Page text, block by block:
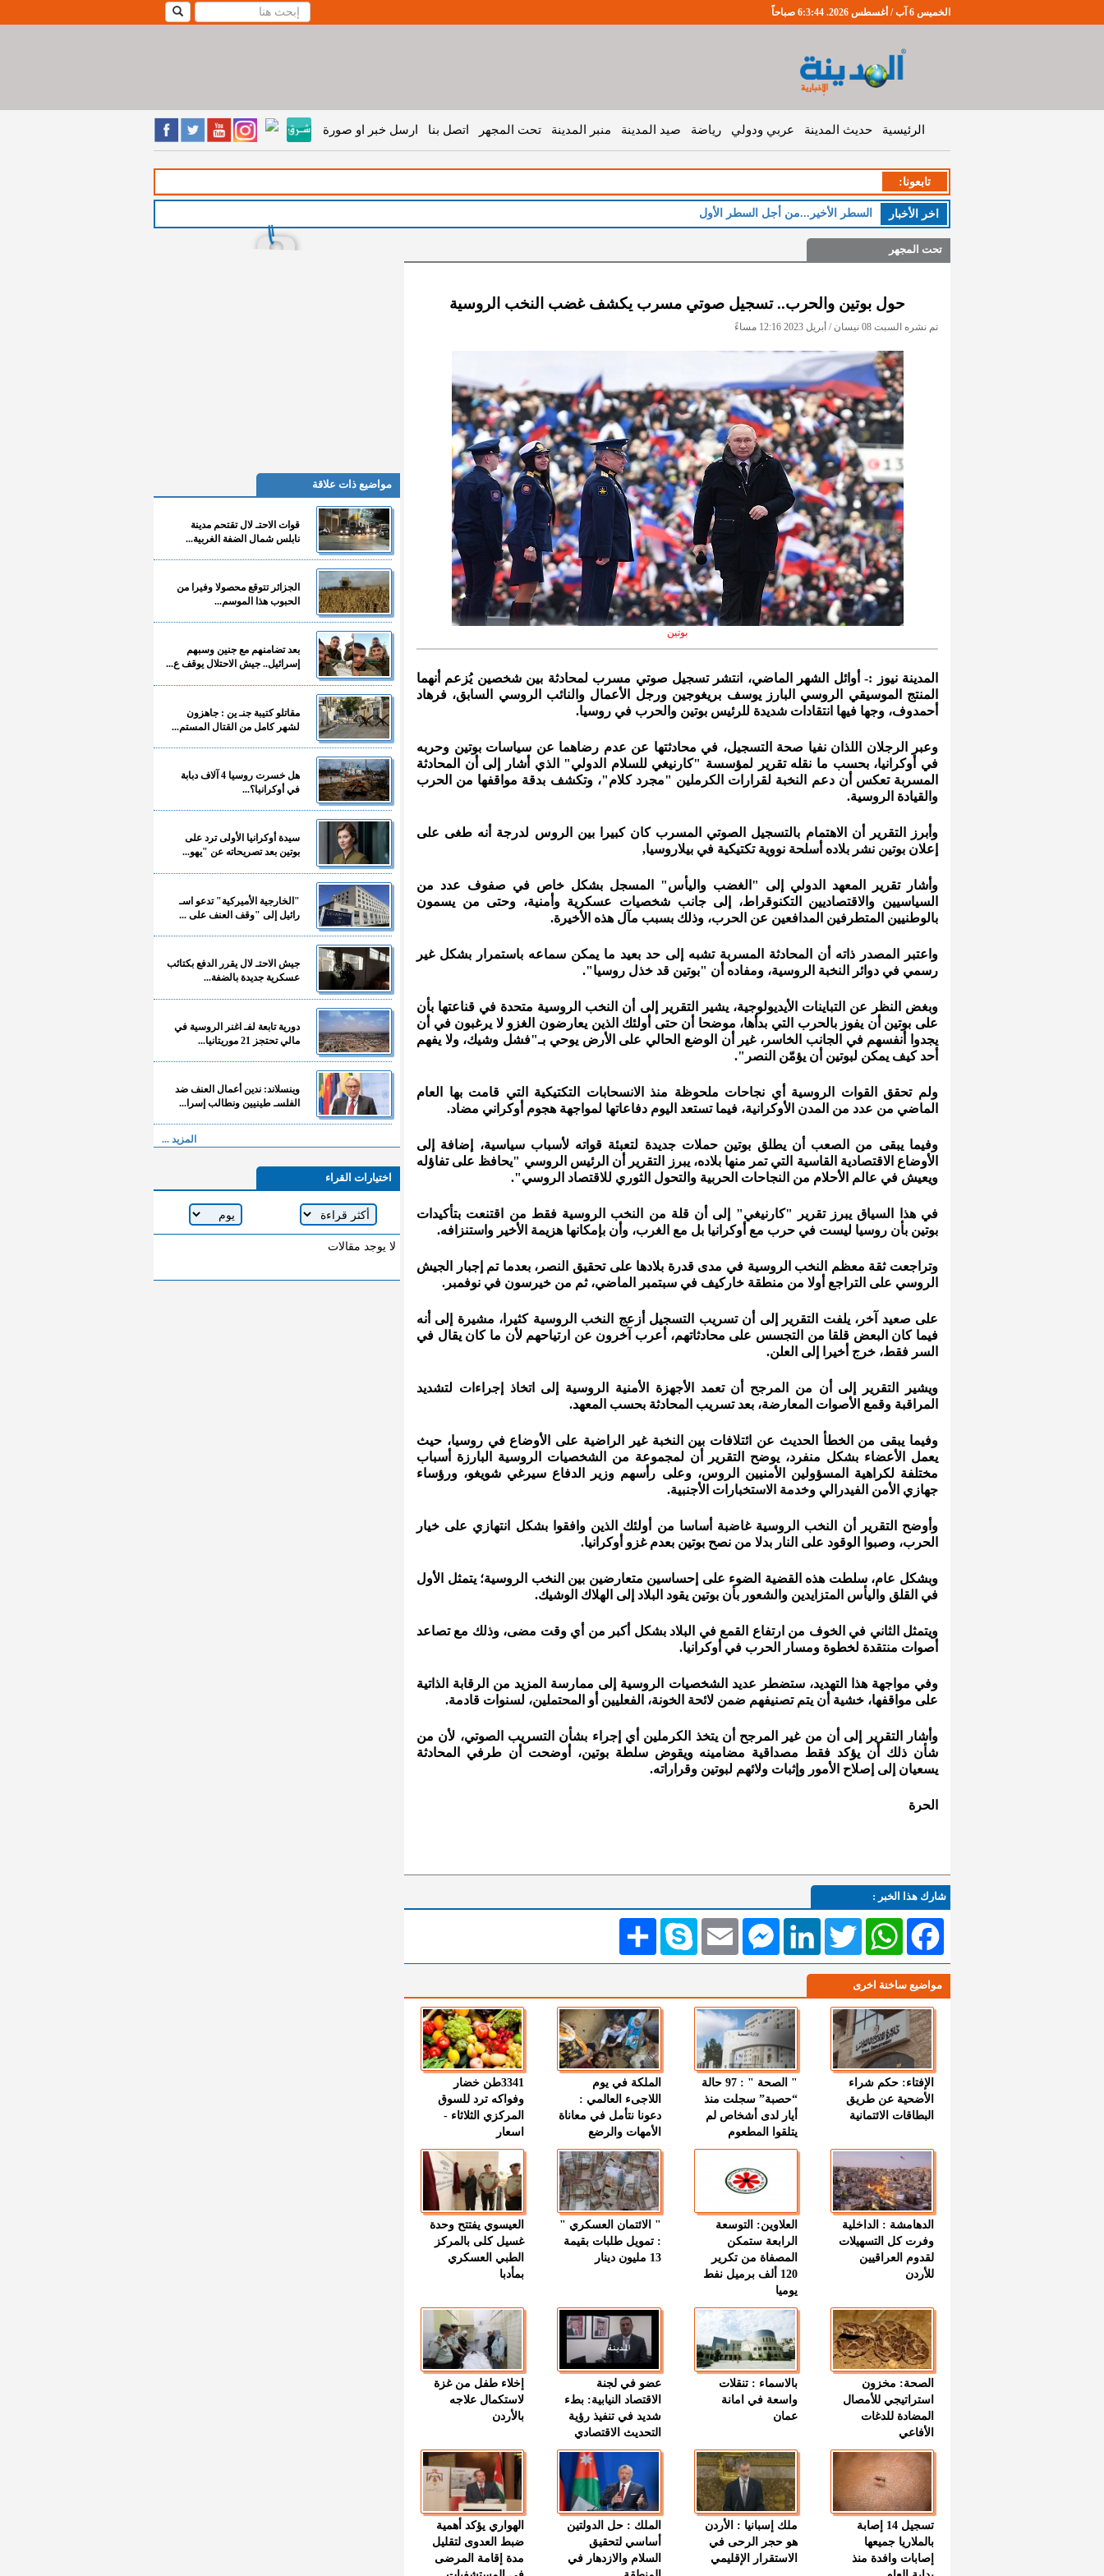
الخميس 6 آب / أغسطس 2026. 6:3:45 صباحاً
الرئيسية حديث المدينة عربي ودولي رياضة صيد المدينة منبر المدينة تحت المجهر اتصل بنا ارسل خبر او صورة
تابعونا:
اخر اﻷخبار ال
تحت المجهر
حول بوتين والحرب.. تسجيل صوتي مسرب يكشف غضب النخب الروسية
تم نشره السبت 08 نيسان / أبريل 2023 12:16 مساءً
بوتين
المدينة نيوز :- أوائل الشهر الماضي، انتشر تسجيل صوتي مسرب لمحادثة بين شخصين يُزعم أنهما
المنتج الموسيقي الروسي البارز يوسف بريغوجين ورجل الأعمال والنائب الروسي السابق، فرهاد
أحمدوف، وجها فيها انتقادات شديدة للرئيس بوتين والحرب في روسيا.
وعبر الرجلان اللذان نفيا صحة التسجيل، في محادثتها عن عدم رضاهما عن سياسات بوتين وحربه
في أوكرانيا، بحسب ما نقله تقرير لمؤسسة "كارنيغي للسلام الدولي" الذي أشار إلى أن المحادثة
المسربة تعكس أن دعم النخبة لقرارات الكرملين "مجرد كلام"، وتكشف بدقة مواقفها من الحرب
والقيادة الروسية.
وأبرز التقرير أن الاهتمام بالتسجيل الصوتي المسرب كان كبيرا بين الروس لدرجة أنه طغى على
إعلان بوتين نشر بلاده أسلحة نووية تكتيكية في بيلاروسيا,
وأشار تقرير المعهد الدولي إلى "الغضب واليأس" المسجل بشكل خاص في صفوف عدد من
السياسيين والاقتصاديين التكنوقراط، إلى جانب شخصيات عسكرية وأمنية، وحتى من يسمون
بالوطنيين المتطرفين المدافعين عن الحرب، وذلك بسبب مآل هذه الأخيرة.
واعتبر المصدر ذاته أن المحادثة المسربة تشبه إلى حد بعيد ما يمكن سماعه باستمرار بشكل غير
رسمي في دوائر النخبة الروسية، ومفاده أن "بوتين قد خذل روسيا".
وبغض النظر عن التباينات الأيديولوجية، يشير التقرير إلى أن النخب الروسية متحدة في قناعتها بأن
على بوتين أن يفوز بالحرب التي بدأها، موضحا أن حتى أولئك الذين يعارضون الغزو لا يرغبون في أن
يجدوا أنفسهم في الجانب الخاسر، غير أن الوضع الحالي على الأرض يوحي بـ"فشل وشيك، ولا يفهم
أحد كيف يمكن لبوتين أن يؤمّن النصر".
ولم تحقق القوات الروسية أي نجاحات ملحوظة منذ الانسحابات التكتيكية التي قامت بها العام
الماضي من عدد من المدن الأوكرانية، فيما تستعد اليوم دفاعاتها لمواجهة هجوم أوكراني مضاد.
وفيما يبقى من الصعب أن يطلق بوتين حملات جديدة لتعبئة قواته لأسباب سياسية، إضافة إلى
الأوضاع الاقتصادية القاسية التي تمر منها بلاده، يبرز التقرير أن الرئيس الروسي "يحافظ على تفاؤله
ويعيش في عالم الأحلام من النجاحات الحربية والتحول الثوري للاقتصاد الروسي".
في هذا السياق يبرز تقرير "كارنيغي" إلى أن قلة من النخب الروسية فقط من اقتنعت بتأكيدات
بوتين بأن روسيا ليست في حرب مع أوكرانيا بل مع الغرب، وأن بإمكانها هزيمة الأخير واستنزافه.
وتراجعت ثقة معظم النخب الروسية في مدى قدرة بلادها على تحقيق النصر، بعدما تم إجبار الجيش
الروسي على التراجع أولا من منطقة خاركيف في سبتمبر الماضي، ثم من خيرسون في نوفمبر.
على صعيد آخر، يلفت التقرير إلى أن تسريب التسجيل أزعج النخب الروسية كثيرا، مشيرة إلى أنه
فيما كان البعض قلقا من التجسس على محادثاتهم، أعرب آخرون عن ارتياحهم لأن ما كان يقال في
السر فقط، خرج أخيرا إلى العلن.
ويشير التقرير إلى أن من المرجح أن تعمد الأجهزة الأمنية الروسية إلى اتخاذ إجراءات لتشديد
المراقبة وقمع الأصوات المعارضة، بعد تسريب المحادثة بحسب المعهد.
وفيما يبقى من الخطأ الحديث عن ائتلافات بين النخبة غير الراضية على الأوضاع في روسيا، حيث
يعمل الأعضاء بشكل منفرد، يوضح التقرير أن لمجموعة من الشخصيات الروسية البارزة أسباب
مختلفة لكراهية المسؤولين الأمنيين الروس، وعلى رأسهم وزير الدفاع سيرغي شويغو، ورؤساء
جهازي الأمن الفيدرالي وخدمة الاستخبارات الأجنبية.
وأوضح التقرير أن النخب الروسية غاضبة أساسا من أولئك الذين وافقوا بشكل انتهازي على خيار
الحرب، وصبوا الوقود على النار بدلا من نصح بوتين بعدم غزو أوكرانيا.
وبشكل عام، سلطت هذه القضية الضوء على إحساسين متعارضين بين النخب الروسية؛ يتمثل الأول
في القلق واليأس المتزايدين والشعور بأن بوتين يقود البلاد إلى الهلاك الوشيك.
ويتمثل الثاني في الخوف من ارتفاع القمع في البلاد بشكل أكبر من أي وقت مضى، وذلك مع تصاعد
أصوات منتقدة لخطوة ومسار الحرب في أوكرانيا.
وفي مواجهة هذا التهديد، ستضطر عديد الشخصيات الروسية إلى ممارسة المزيد من الرقابة الذاتية
على مواقفها، خشية أن يتم تصنيفهم ضمن لائحة الخونة، الفعليين أو المحتملين، لسنوات قادمة.
وأشار التقرير إلى أن من غير المرجح أن يتخذ الكرملين أي إجراء بشأن التسريب الصوتي، لأن من
شأن ذلك أن يؤكد فقط مصداقية مضامينه ويقوض سلطة بوتين، أوضحت أن طرفي المحادثة
يسعيان إلى إصلاح الأمور وإثبات ولائهم لبوتين وقراراته.
الحرة
شارك هذا الخبر :
انشر Skype EmailMessengerLinkedIn TwitterWhatsAppFacebook
مواضيع ساخنة اخرى
الإفتاء: حكم شراء
الأضحية عن طريق
البطاقات الائتمانية
" الصحة " : 97 حالة
“حصبة” سجلت منذ
أيار لدى أشخاص لم
يتلقوا المطعوم
الملكة في يوم
اللاجىء العالمي :
دعونا نتأمل في معاناة
الأمهات والرضع
3341طن خضار
وفواكه ترد للسوق
المركزي الثلاثاء -
اسعار
الدهامشة : الداخلية
وفرت كل التسهيلات
لقدوم العراقيين
للأردن
العلاوين: التوسعة
الرابعة ستمكن
المصفاة من تكرير
120 ألف برميل نفط
يوميا
" الائتمان العسكري "
: تمويل طلبات بقيمة
13 مليون دينار
العيسوي يفتتح وحدة
غسيل كلى بالمركز
الطبي العسكري
بمأدبا
الصحة: مخزون
استراتيجي للأمصال
المضادة للدغات
الأفاعي
بالاسماء : تنقلات
واسعة في امانة
عمان
عضو في لجنة
الاقتصاد النيابية: بطء
شديد في تنفيذ رؤية
التحديث الاقتصادي
إخلاء طفل من غزة
لاستكمال علاجه
بالأردن
تسجيل 14 إصابة
بالملاريا جميعها
إصابات وافدة منذ
ملك إسبانيا : الأردن
هو حجر الرحى في
الاستقرار الإقليمي
الملك : حل الدولتين
أساسي لتحقيق
السلام والازدهار في
الهواري يؤكد أهمية
ضبط العدوى لتقليل
مدة إقامة المرضى
مواضيع ذات علاقة
قوات الاحتـ لال تقتحم مدينة
نابلس شمال الضفة الغربية...
الجزائر تتوقع محصولا وفيرا من
الحبوب هذا الموسم...
بعد تضامنهم مع جنين وسبهم
إسرائيل.. جيش الاحتلال يوقف ع...
مقاتلو كتيبة جنـ ين : جاهزون
لشهر كامل من القتال المستم...
هل خسرت روسيا 4 آلاف دبابة
في أوكرانيا؟...
سيدة أوكرانيا الأولى ترد على
بوتين بعد تصريحاته عن "يهو...
"الخارجية الأميركية" تدعو اسـ
رائيل إلى "وقف العنف على ...
جيش الاحتـ لال يقرر الدفع بكتائب
عسكرية جديدة بالضفة...
دورية تابعة لفـ اغنر الروسية في
مالي تحتجز 21 موريتانيا...
وينسلاند: ندين أعمال العنف ضد
الفلسـ طينيين ونطالب إسرا...
المزيد ...
اختيارات القراء
لا يوجد مقالات